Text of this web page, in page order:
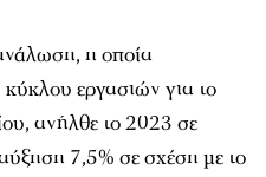
η οποία
εργασιών για το
ανήλθε το 2023 σε
7,5% σε σχέση με το